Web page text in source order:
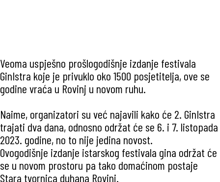
Veoma uspješno prošlogodišnje izdanje festivala
GinIstra koje je privuklo oko 1500 posjetitelja, ove se
godine vraća u Rovinj u novom ruhu.
Naime, organizatori su već najavili kako će 2. GinIstra
trajati dva dana, odnosno održat će se 6. i 7. listopada
2023. godine, no to nije jedina novost.
Ovogodišnje izdanje istarskog festivala gina održat će
se u novom prostoru pa tako domaćinom postaje
Stara tvornica duhana Rovinj.